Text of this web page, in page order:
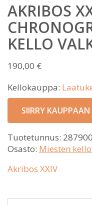
AKRIBOS
KELLO
190,00 €
Kellokauppa:
SIIRRY
Tuotetunnus:
Osasto: Miesten
Akribos XXIV